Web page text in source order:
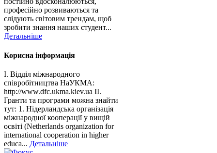
професійно розвиваються та
слідують світовим трендам, щоб
зробити знання наших студент...
Детальніше
Корисна інформація
І. Відділ міжнародного
співробітництва НаУКМА:
http://www.dfc.ukma.kiev.ua ІІ.
Гранти та програми можна знайти
тут: 1. Нідерландська організація
міжнародної кооперації у вищій
освіті (Netherlands organization for
international cooperation in higher
educa... Детальніше